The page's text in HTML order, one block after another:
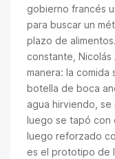
gobierno francés
para buscar un
plazo de
constante,
manera: la
botella de boca
agua hirviendo,
luego se tapó con
luego reforzado
es el prototipo de